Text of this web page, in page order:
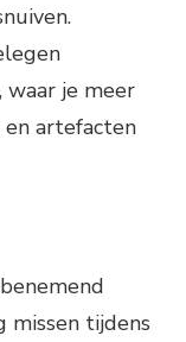
waar je meer
en artefacten
missen tijdens